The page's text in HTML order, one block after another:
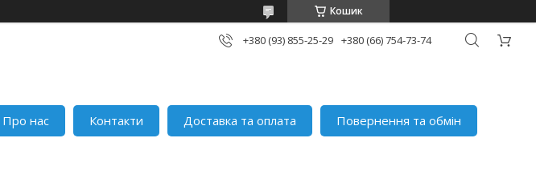
Кошик
+380 (93) 855-25-29 +380 (66) 754-73-74
Про нас Контакти Доставка та оплата Повернення та обмін